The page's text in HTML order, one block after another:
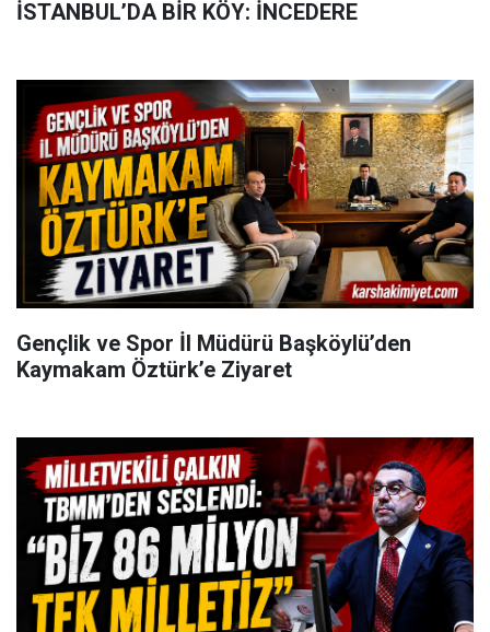
İSTANBUL’DA BİR KÖY: İNCEDERE
Gençlik ve Spor İl Müdürü Başköylü’den
Kaymakam Öztürk’e Ziyaret